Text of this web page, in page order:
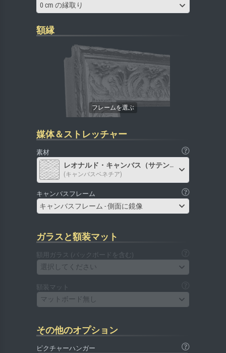
0 cm の縁取り
額縁
媒体＆ストレッチャー
素材
レオナルド・キャンバス（サテン）
(キャンバスベネチア)
キャンバスフレーム
キャンバスフレーム - 側面に鏡像
ガラスと額装マット
額用ガラス (バックボードを含む)
選択してください
額装マット
マットボード無し
その他のオプション
ピクチャーハンガー